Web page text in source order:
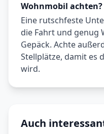
Wohnmobil achten?
Eine rutschfeste
die Fahrt und genug
Gepäck. Achte
Stellplätze, damit es
wird.
Auch